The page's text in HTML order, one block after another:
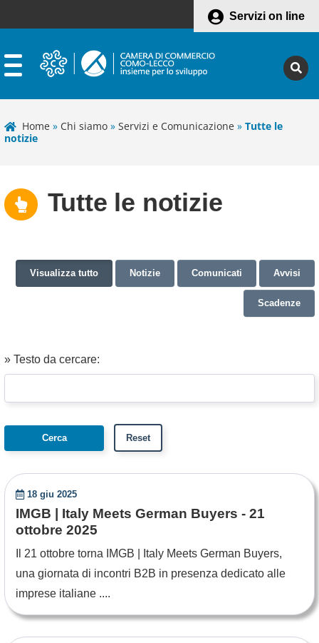
Servizi on line
Home » Chi siamo » Servizi e Comunicazione » Tutte le
notizie
Tutte le notizie
Visualizza tutto Notizie Comunicati Avvisi
Scadenze
» Testo da cercare:
18 giu 2025
IMGB | Italy Meets German Buyers - 21
ottobre 2025
Il 21 ottobre torna IMGB | Italy Meets German Buyers,
una giornata di incontri B2B in presenza dedicato alle
imprese italiane ....